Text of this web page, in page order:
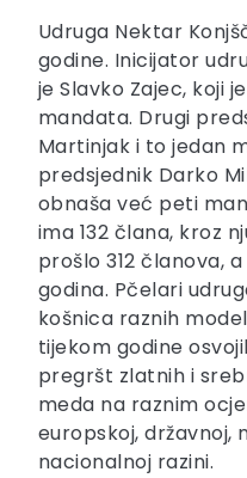
Udruga Nektar
godine. Inicijator
je Slavko Zajec, koji
mandata. Drugi
Martinjak i to jedan
predsjednik Darko
obnaša već peti
ima 132 člana, kroz
prošlo 312 članova,
godina. Pčelari
košnica raznih
tijekom godine
pregršt zlatnih i
meda na raznim
europskoj, državnoj,
nacionalnoj razini.